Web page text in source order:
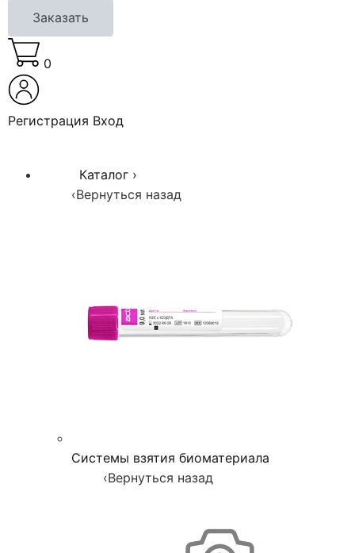
Заказать
0
Регистрация Вход
Каталог ›
‹Вернуться назад
Системы взятия биоматериала
‹Вернуться назад